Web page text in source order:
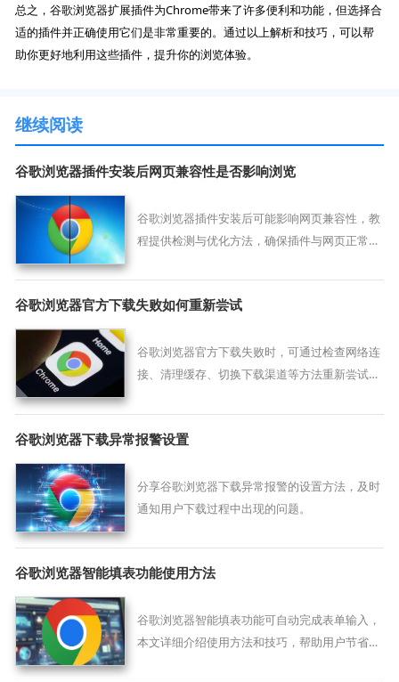
总之，谷歌浏览器扩展插件为Chrome带来了许多便利和功能，但选择合
适的插件并正确使用它们是非常重要的。通过以上解析和技巧，可以帮
助你更好地利用这些插件，提升你的浏览体验。
继续阅读
谷歌浏览器插件安装后网页兼容性是否影响浏览
谷歌浏览器插件安装后可能影响网页兼容性，教
程提供检测与优化方法，确保插件与网页正常协
谷歌浏览器官方下载失败如何重新尝试
谷歌浏览器官方下载失败时，可通过检查网络连
接、清理缓存、切换下载渠道等方法重新尝试下
谷歌浏览器下载异常报警设置
分享谷歌浏览器下载异常报警的设置方法，及时
通知用户下载过程中出现的问题。
谷歌浏览器智能填表功能使用方法
谷歌浏览器智能填表功能可自动完成表单输入，
本文详细介绍使用方法和技巧，帮助用户节省时